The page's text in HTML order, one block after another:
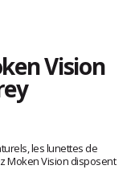
Vision
les lunettes de
Moken Vision disposent